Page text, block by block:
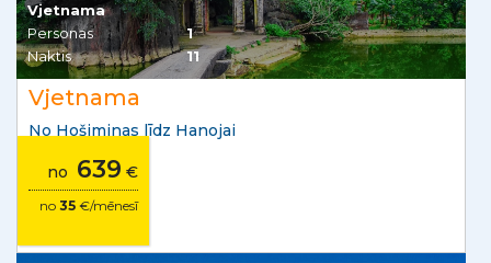
Vjetnama
Personas
1
Naktis
11
Vjetnama
No Hošiminas līdz Hanojai
no 639 €
no 35 €/mēnesī